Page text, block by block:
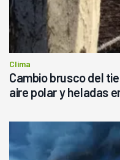
Clima
Cambio brusco del
aire polar y heladas